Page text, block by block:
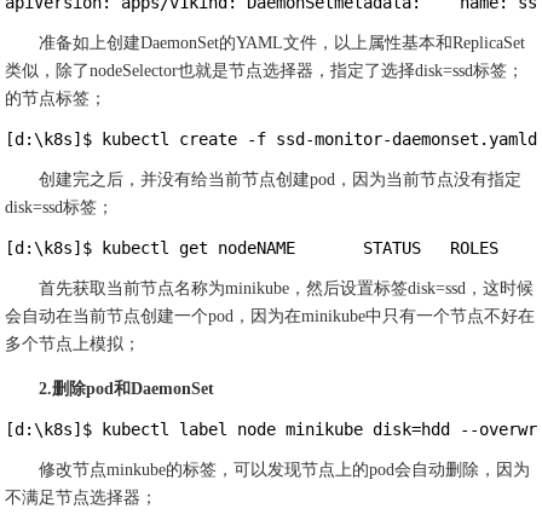
准备如上创建DaemonSet的YAML文件，以上属性基本和ReplicaSet
类似，除了nodeSelector也就是节点选择器，指定了选择disk=ssd标签；
的节点标签；
[d:\k8s]$ kubectl create -f ssd-monitor-
创建完之后，并没有给当前节点创建pod，因为当前节点没有指定
disk=ssd标签；
[d:\k8s]$ kubectl get nodeNAME       STATUS   ROLES
首先获取当前节点名称为minikube，然后设置标签disk=ssd，这时候
会自动在当前节点创建一个pod，因为在minikube中只有一个节点不好在
多个节点上模拟；
2.删除pod和DaemonSet
[d:\k8s]$ kubectl label node minikube disk=hdd --
修改节点minkube的标签，可以发现节点上的pod会自动删除，因为
不满足节点选择器；